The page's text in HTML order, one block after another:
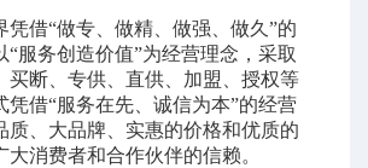
借“做专、做精、做强、做久”的
“服务创造价值”为经营理念，采取
买断、专供、直供、加盟、授权等
凭借“服务在先、诚信为本”的经营
质、大品牌、实惠的价格和优质的
大消费者和合作伙伴的信赖。